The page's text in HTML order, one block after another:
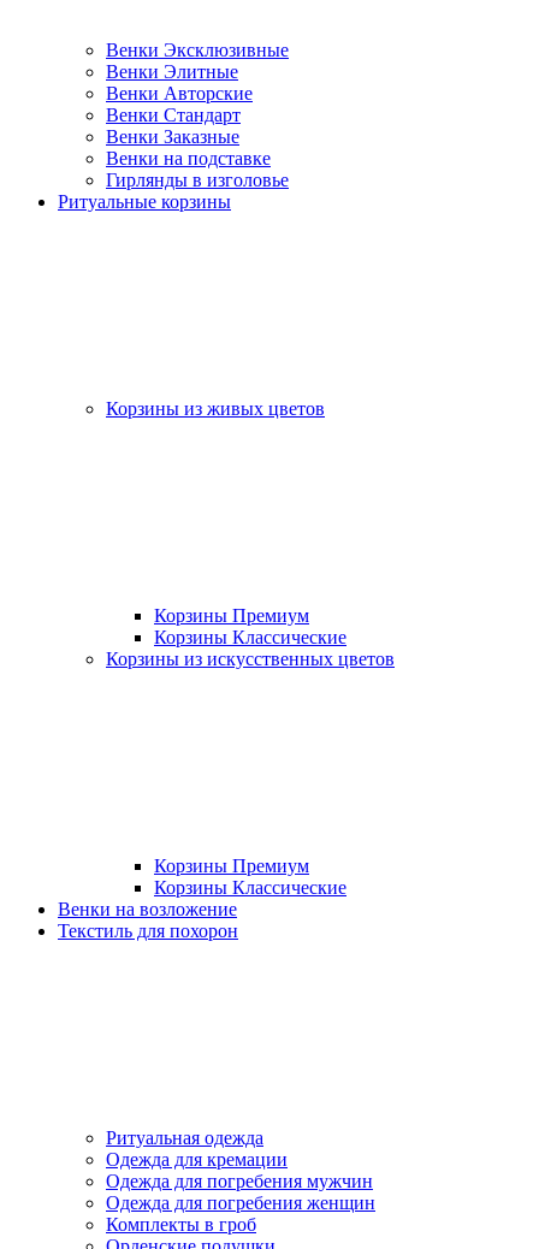
Венки Эксклюзивные
Венки Элитные
Венки Авторские
Венки Стандарт
Венки Заказные
Венки на подставке
Гирлянды в изголовье
Ритуальные корзины
Корзины из живых цветов
Корзины Премиум
Корзины Классические
Корзины из искусственных цветов
Корзины Премиум
Корзины Классические
Венки на возложение
Текстиль для похорон
Ритуальная одежда
Одежда для кремации
Одежда для погребения мужчин
Одежда для погребения женщин
Комплекты в гроб